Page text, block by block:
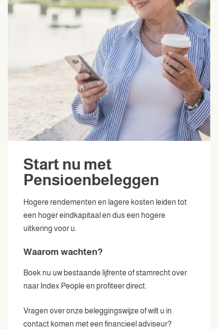
Start nu met
Pensioenbeleggen
Hogere rendementen en lagere kosten leiden tot
een hoger eindkapitaal en dus een hogere
uitkering voor u.
Waarom wachten?
Boek nu uw bestaande lijfrente of stamrecht over
naar Index People en profiteer direct.
Vragen over onze beleggingswijze of wilt u in
contact komen met een financieel adviseur?